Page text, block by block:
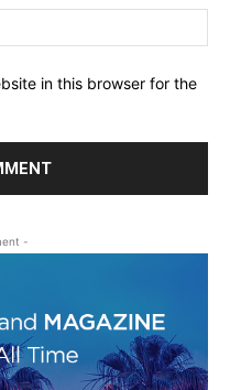
in this browser for the
-